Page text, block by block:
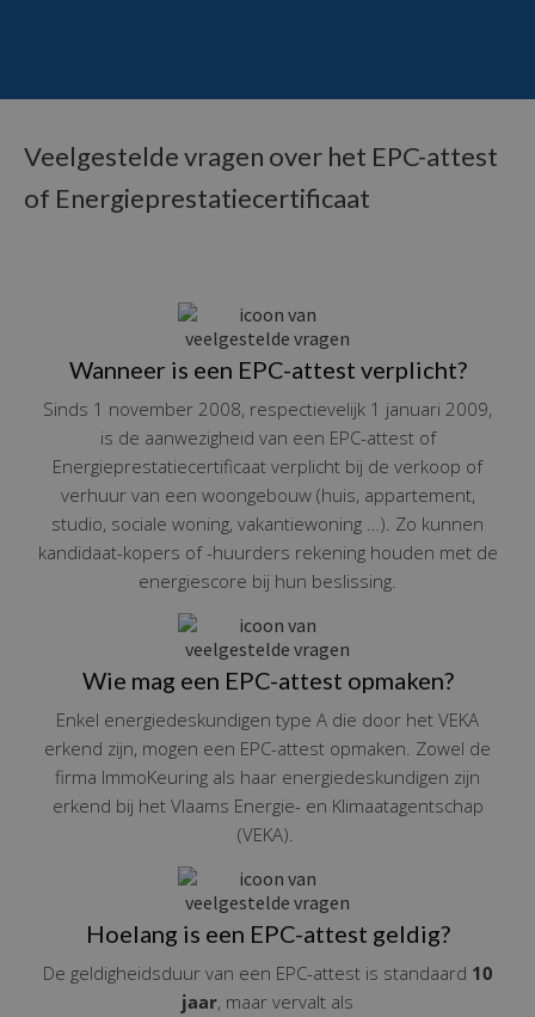
Veelgestelde vragen over het EPC-attest
of Energieprestatiecertificaat
Wanneer is een EPC-attest verplicht?
Sinds 1 november 2008, respectievelijk 1 januari 2009,
is de aanwezigheid van een EPC-attest of
Energieprestatiecertificaat verplicht bij de verkoop of
verhuur van een woongebouw (huis, appartement,
studio, sociale woning, vakantiewoning …). Zo kunnen
kandidaat-kopers of -huurders rekening houden met de
energiescore bij hun beslissing.
Wie mag een EPC-attest opmaken?
Enkel energiedeskundigen type A die door het VEKA
erkend zijn, mogen een EPC-attest opmaken. Zowel de
firma ImmoKeuring als haar energiedeskundigen zijn
erkend bij het Vlaams Energie- en Klimaatagentschap
(VEKA).
Hoelang is een EPC-attest geldig?
De geldigheidsduur van een EPC-attest is standaard 10
jaar, maar vervalt als